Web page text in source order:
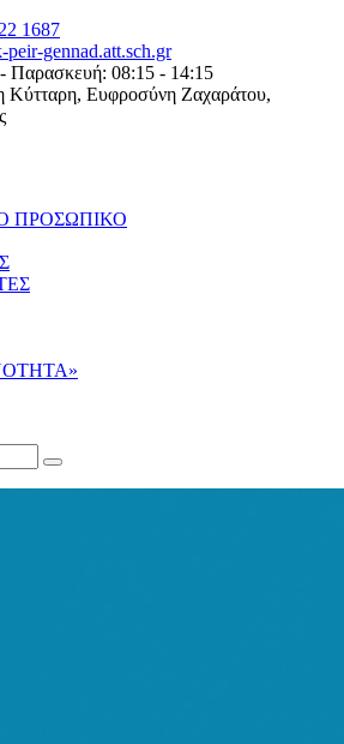
1687
gennad.att.sch.gr
Παρασκευή: 08:15 - 14:15
Κύτταρη, Ευφροσύνη Ζαχαράτου,
ΠΡΟΣΩΠΙΚΟ